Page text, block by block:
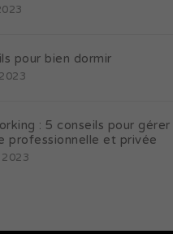
pour bien dormir
: 5 conseils pour gérer
professionnelle et privée